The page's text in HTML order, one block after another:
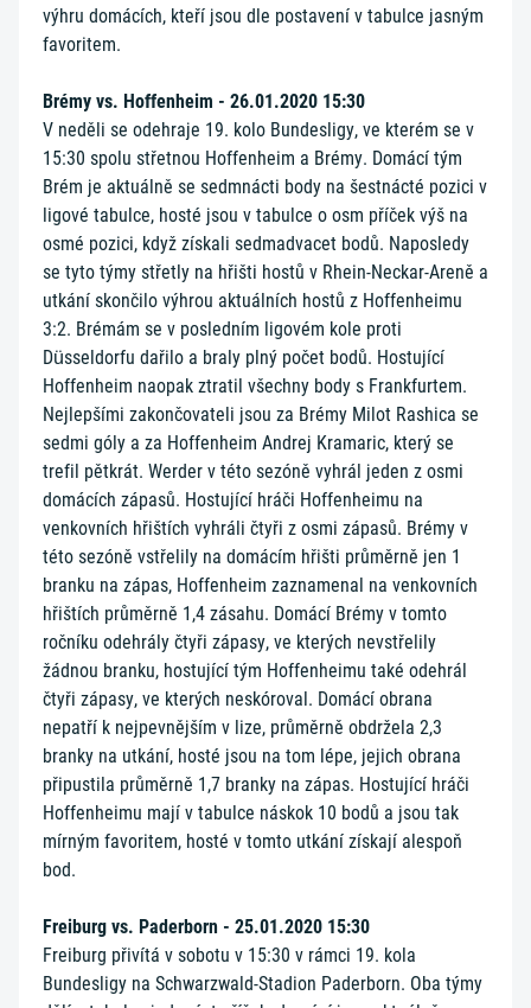
výhru domácích, kteří jsou dle postavení v tabulce jasným
favoritem.
Brémy vs. Hoffenheim - 26.01.2020 15:30
V neděli se odehraje 19. kolo Bundesligy, ve kterém se v
15:30 spolu střetnou Hoffenheim a Brémy. Domácí tým
Brém je aktuálně se sedmnácti body na šestnácté pozici v
ligové tabulce, hosté jsou v tabulce o osm příček výš na
osmé pozici, když získali sedmadvacet bodů. Naposledy
se tyto týmy střetly na hřišti hostů v Rhein-Neckar-Areně a
utkání skončilo výhrou aktuálních hostů z Hoffenheimu
3:2. Brémám se v posledním ligovém kole proti
Düsseldorfu dařilo a braly plný počet bodů. Hostující
Hoffenheim naopak ztratil všechny body s Frankfurtem.
Nejlepšími zakončovateli jsou za Brémy Milot Rashica se
sedmi góly a za Hoffenheim Andrej Kramaric, který se
trefil pětkrát. Werder v této sezóně vyhrál jeden z osmi
domácích zápasů. Hostující hráči Hoffenheimu na
venkovních hřištích vyhráli čtyři z osmi zápasů. Brémy v
této sezóně vstřelily na domácím hřišti průměrně jen 1
branku na zápas, Hoffenheim zaznamenal na venkovních
hřištích průměrně 1,4 zásahu. Domácí Brémy v tomto
ročníku odehrály čtyři zápasy, ve kterých nevstřelily
žádnou branku, hostující tým Hoffenheimu také odehrál
čtyři zápasy, ve kterých neskóroval. Domácí obrana
nepatří k nejpevnějším v lize, průměrně obdržela 2,3
branky na utkání, hosté jsou na tom lépe, jejich obrana
připustila průměrně 1,7 branky na zápas. Hostující hráči
Hoffenheimu mají v tabulce náskok 10 bodů a jsou tak
mírným favoritem, hosté v tomto utkání získají alespoň
bod.
Freiburg vs. Paderborn - 25.01.2020 15:30
Freiburg přivítá v sobotu v 15:30 v rámci 19. kola
Bundesligy na Schwarzwald-Stadion Paderborn. Oba týmy